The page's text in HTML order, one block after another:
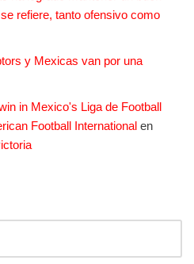
refiere, tanto ofensivo como
y Mexicas van por una
in Mexico's Liga de Football
Football International en